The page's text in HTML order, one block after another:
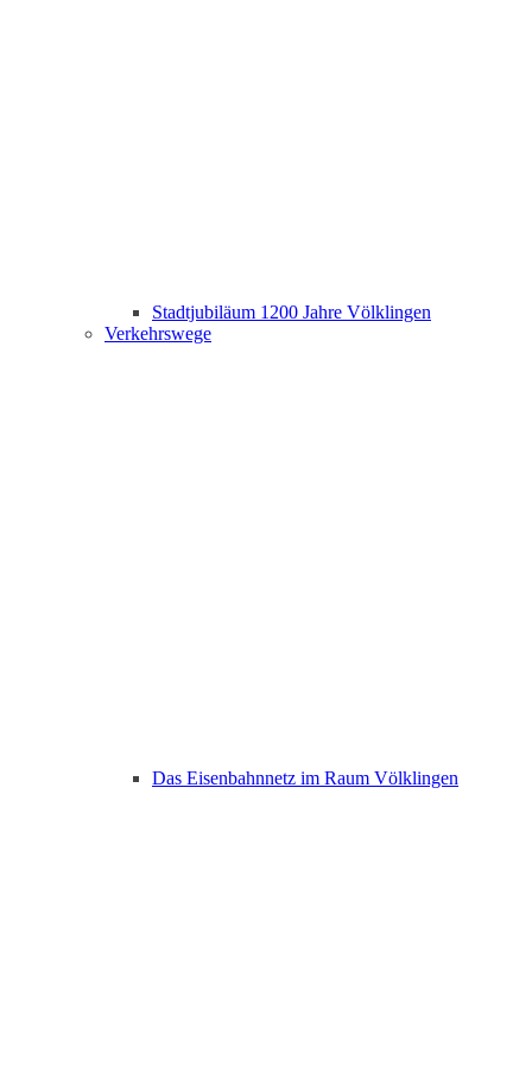
Stadtjubiläum 1200 Jahre Völklingen
Verkehrswege
Das Eisenbahnnetz im Raum Völklingen